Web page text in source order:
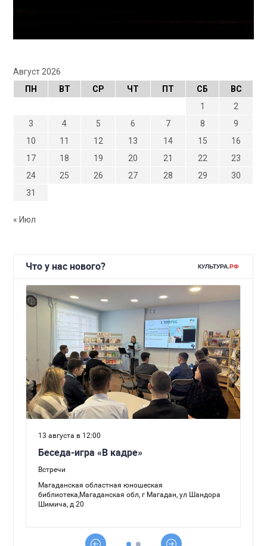
Август 2026
ПН
ВТ СР ЧТ ПТ СБ
ВС
1
2
3
4 5 6 7 8
9
10
11 12 13 14 15
16
17
18 19 20 21 22
23
24
25 26 27 28 29
30
31
« Июл